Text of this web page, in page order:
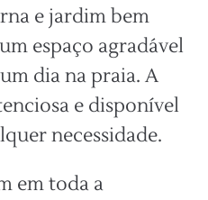
e jardim bem
espaço agradável
dia na praia. A
e disponível
necessidade.
em toda a